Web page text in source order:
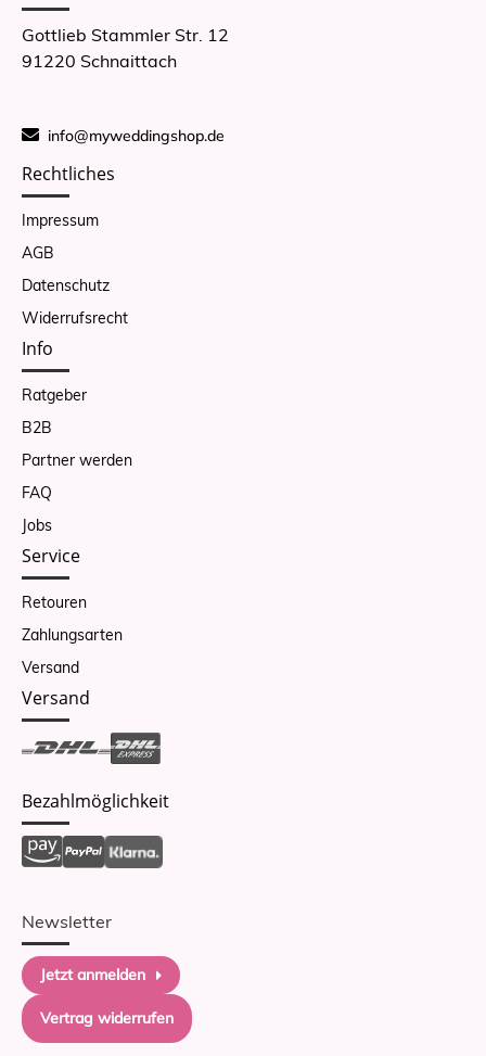
Gottlieb Stammler Str. 12
91220 Schnaittach
info@myweddingshop.de
Rechtliches
Impressum
AGB
Datenschutz
Widerrufsrecht
Info
Ratgeber
B2B
Partner werden
FAQ
Jobs
Service
Retouren
Zahlungsarten
Versand
Versand
Bezahlmöglichkeit
Newsletter
Jetzt anmelden
Vertrag widerrufen